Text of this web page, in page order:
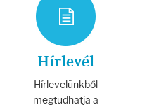
Hírlevél
Hírlevelünkből
megtudhatja a